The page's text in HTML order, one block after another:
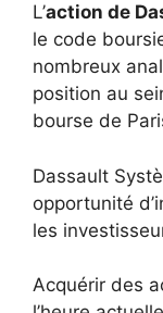
L’action de
le code
nombreux
position au
bourse de
Dassault
opportunité
les
Acquérir des